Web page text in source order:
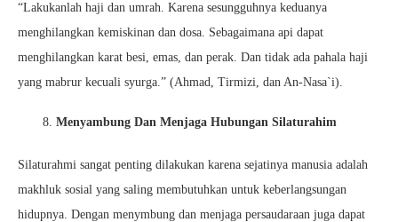
“Lakukanlah haji dan umrah. Karena sesungguhnya keduanya
menghilangkan kemiskinan dan dosa. Sebagaimana api dapat
menghilangkan karat besi, emas, dan perak. Dan tidak ada pahala haji
yang mabrur kecuali syurga.” (Ahmad, Tirmizi, dan An-Nasa`i).
Menyambung Dan Menjaga Hubungan Silaturahim
Silaturahmi sangat penting dilakukan karena sejatinya manusia adalah
makhluk sosial yang saling membutuhkan untuk keberlangsungan
hidupnya. Dengan menymbung dan menjaga persaudaraan juga dapat